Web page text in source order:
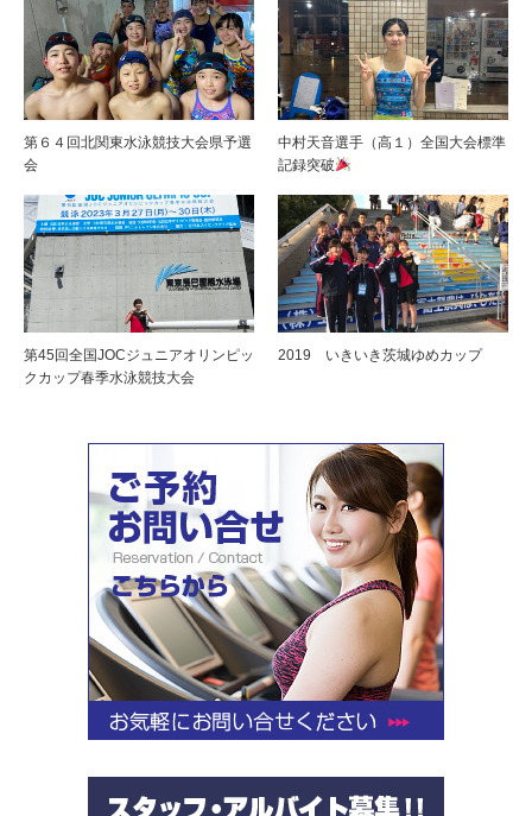
第６４回北関東水泳競技大会県予選
会
中村天音選手（高１）全国大会標準
記録突破
第45回全国JOCジュニアオリンピッ
クカップ春季水泳競技大会
2019 いきいき茨城ゆめカップ